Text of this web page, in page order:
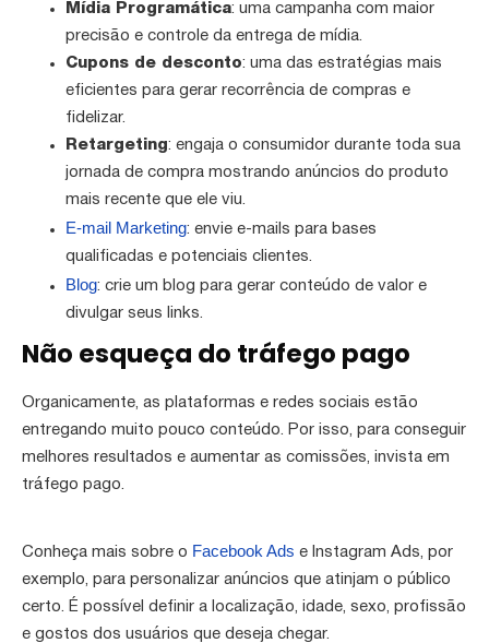
Mídia Programática: uma campanha com maior
precisão e controle da entrega de mídia.
Cupons de desconto: uma das estratégias mais
eficientes para gerar recorrência de compras e
fidelizar.
Retargeting: engaja o consumidor durante toda sua
jornada de compra mostrando anúncios do produto
mais recente que ele viu.
E-mail Marketing: envie e-mails para bases
qualificadas e potenciais clientes.
Blog: crie um blog para gerar conteúdo de valor e
divulgar seus links.
Não esqueça do tráfego pago
Organicamente, as plataformas e redes sociais estão
entregando muito pouco conteúdo. Por isso, para conseguir
melhores resultados e aumentar as comissões, invista em
tráfego pago.
Conheça mais sobre o Facebook Ads e Instagram Ads, por
exemplo, para personalizar anúncios que atinjam o público
certo. É possível definir a localização, idade, sexo, profissão
e gostos dos usuários que deseja chegar.